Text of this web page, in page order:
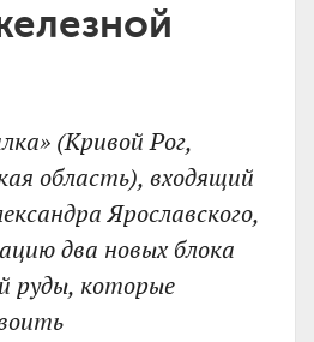
(Кривой Рог,
область), входящий
Ярославского,
два новых блока
руды, которые